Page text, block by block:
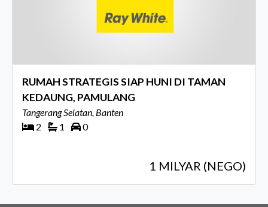
RUMAH STRATEGIS SIAP HUNI DI TAMAN
KEDAUNG, PAMULANG
Tangerang Selatan, Banten
2
1 0
1 MILYAR (NEGO)